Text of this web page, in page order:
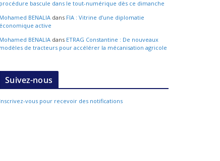
procédure bascule dans le tout-numérique dès ce dimanche
Mohamed BENALIA dans FIA : Vitrine d’une diplomatie
économique active
Mohamed BENALIA dans ETRAG Constantine : De nouveaux
modèles de tracteurs pour accélérer la mécanisation agricole
Suivez-nous
Inscrivez-vous pour recevoir des notifications